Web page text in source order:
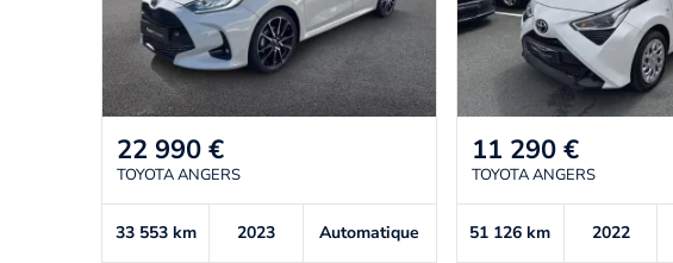
22 990 €
TOYOTA ANGERS
33 553 km 2023 Automatique
11 290 €
TOYOTA ANGERS
51 126km 2022